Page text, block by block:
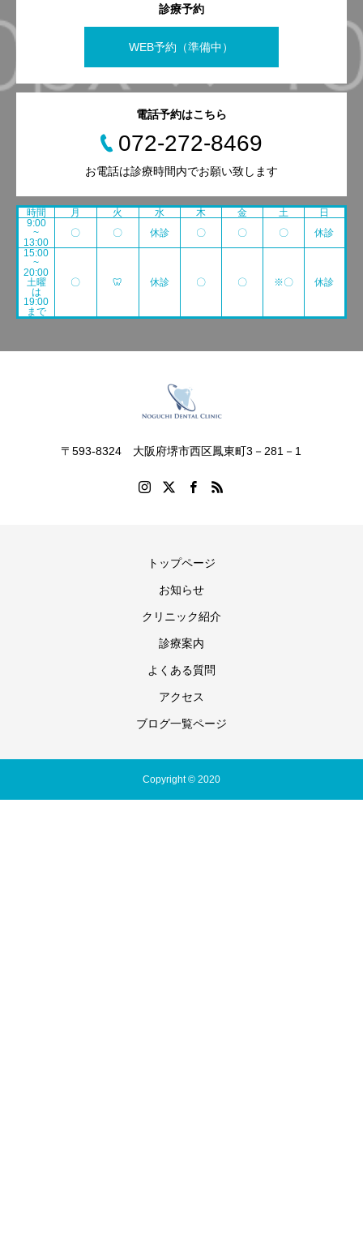
診療予約
WEB予約（準備中）
電話予約はこちら
072-272-8469
お電話は診療時間内でお願い致します
時間 月 火 水 木 金 土
日
9:00
~
13:00
〇 〇 休診 〇 〇 〇
休診
15:00
~
20:00
土曜
は
19:00
まで
〇 🦷 休診 〇 〇 ※〇 休診
〒593-8324 大阪府堺市西区鳳東町3－281－1
トップページ
お知らせ
クリニック紹介
診療案内
よくある質問
アクセス
ブログ一覧ページ
Copyright © 2020